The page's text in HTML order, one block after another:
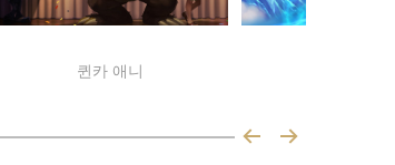
퀸카 애니